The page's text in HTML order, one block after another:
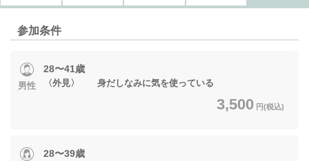
参加条件
男性
28〜41歳
〈外見〉 身だしなみに気を使っている
3,500 円(税込)
28〜39歳